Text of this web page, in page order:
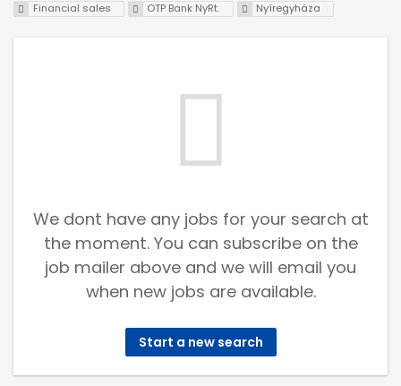
Financial sales OTP Bank NyRt. Nyíregyháza
We dont have any jobs for your search at
the moment. You can subscribe on the
job mailer above and we will email you
when new jobs are available.
Start a new search